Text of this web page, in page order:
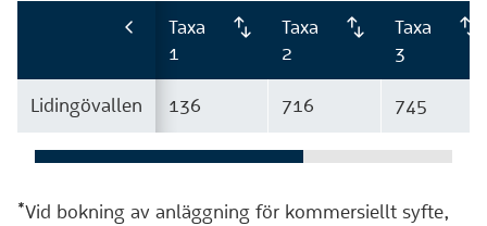
Taxa
1
Taxa
2
Taxa
3
Lidingövallen 136 716 745
*Vid bokning av anläggning för kommersiellt syfte,